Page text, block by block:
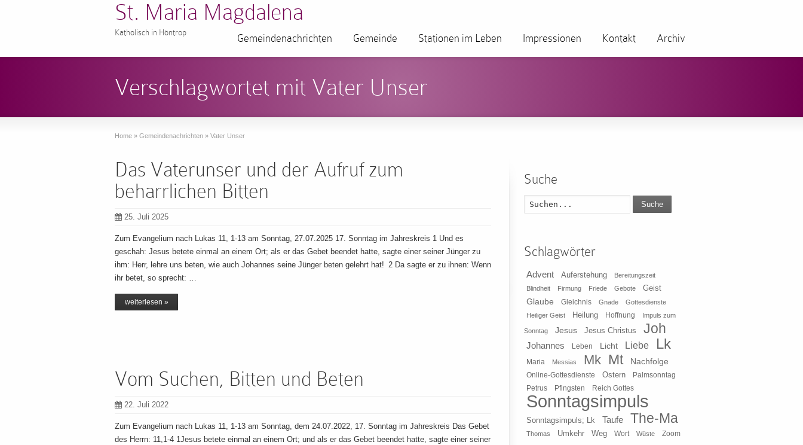
St. Maria Magdalena
Katholisch in Höntrop Gemeindenachrichten Gemeinde Stationen im Leben Impressionen Kontakt Archiv
Verschlagwortet mit Vater Unser
Home » Gemeindenachrichten » Vater Unser
Das Vaterunser und der Aufruf zum
beharrlichen Bitten
25. Juli 2025
Zum Evangelium nach Lukas 11, 1-13 am Sonntag, 27.07.2025 17. Sonntag im Jahreskreis 1 Und es
geschah: Jesus betete einmal an einem Ort; als er das Gebet beendet hatte, sagte einer seiner Jünger zu
ihm: Herr, lehre uns beten, wie auch Johannes seine Jünger beten gelehrt hat! 2 Da sagte er zu ihnen: Wenn
ihr betet, so sprecht: …
weiterlesen »
Vom Suchen, Bitten und Beten
22. Juli 2022
Zum Evangelium nach Lukas 11, 1-13 am Sonntag, dem 24.07.2022, 17. Sonntag im Jahreskreis Das Gebet
des Herrn: 11,1-4 1Jesus betete einmal an einem Ort; und als er das Gebet beendet hatte, sagte einer seiner
Suche
Suche
Schlagwörter
Advent Auferstehung
Bereitungszeit
Blindheit
Firmung Friede Gebote Geist
Glaube Gleichnis Gnade
Gottesdienste
Heiliger Geist
Heilung Hoffnung Impuls zum
Sonntag Jesus Jesus Christus Joh
Johannes Leben Licht Liebe Lk
Maria Messias Mk Mt Nachfolge
Online-Gottesdienste Ostern
Palmsonntag
Petrus
Pfingsten Reich Gottes
Sonntagsimpuls
Sonntagsimpuls; Lk Taufe The-Ma
Thomas Umkehr Weg Wort Wüste Zoom